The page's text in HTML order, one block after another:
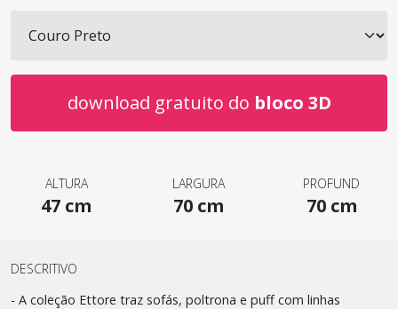
download gratuito do bloco 3D
ALTURA
47 cm
LARGURA
70 cm
PROFUND
70 cm
DESCRITIVO
- A coleção Ettore traz sofás, poltrona e puff com linhas